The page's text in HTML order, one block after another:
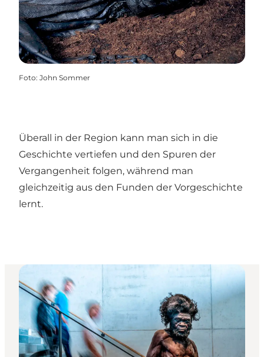
Foto: John Sommer
Überall in der Region kann man sich in die
Geschichte vertiefen und den Spuren der
Vergangenheit folgen, während man
gleichzeitig aus den Funden der Vorgeschichte
lernt.